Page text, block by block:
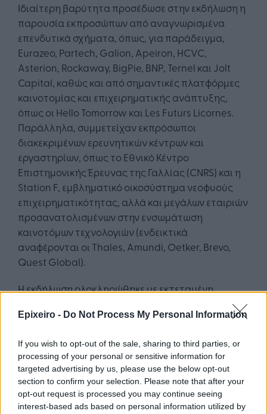
Epixeiro - Do Not Process My Personal Information
If you wish to opt-out of the sale, sharing to third parties, or
processing of your personal or sensitive information for
targeted advertising by us, please use the below opt-out
section to confirm your selection. Please note that after your
opt-out request is processed you may continue seeing
interest-based ads based on personal information utilized by
Ιδιαίτερη βαρύτητα προσέδωσε στην εκδήλωση η
παρουσία εκπροσώπων από αναγνωρισμένα
επενδυτικά σχήματα, όπως, για παράδειγμα,
Eurazeo, Partech, Galion, Apeiron, HCVC,
Asterion, Rockaway, BigPie, BNP, Ternel και Jolt
Capital, καθώς και από σημαντικές πλατφόρμες
καινοτομίας και επιχειρηματικής ανάπτυξης,
όπως οι Hello Tomorrow και Les Futurs Licornes.
Παράλληλα, συμμετείχαν εκπρόσωποι
διακεκριμένων ερευνητικών κέντρων και
εργαστηρίων, όπως το Εθνικό Κέντρο
Επιστημονικής Έρευνας της Γαλλίας (CNRS) και η
Station F, εμβληματικό οικοσύστημα νεοφυούς
επιχειρηματικότητας, αλλά και μεγάλων εταιριών
προσανατολισμένων στην ενσωμάτωση
καινοτόμων τεχνολογιών (ενδεικτικά
αναφέρονται οι Thales, Amundi, Oetker, Brevo,
Quest Global).
Η εκδήλωση ολοκληρώθηκε με εκτεταμένη
δικτύωση μεταξύ επενδυτών, επιχειρηματιών και
εκπροσώπων του οικοσυστήματος καινοτομίας,
συνεργασίες, επενδυτικές πρωτοβουλίες και
επιχειρηματικές συνέργειες μεταξύ Ελλάδας και
Γαλλίας.
«Η Ελλάδα ενισχύει σταθερά τη θέση της ως